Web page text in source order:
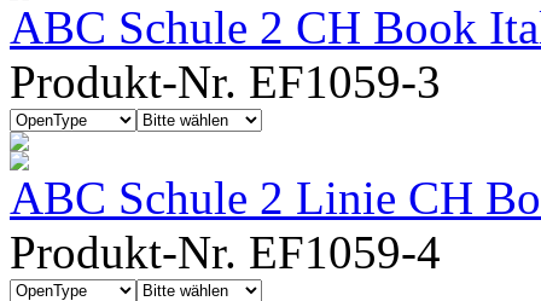
ABC Schule 2 CH Book
Produkt-Nr. EF1059-3
ABC Schule 2 Linie CH
Produkt-Nr. EF1059-4